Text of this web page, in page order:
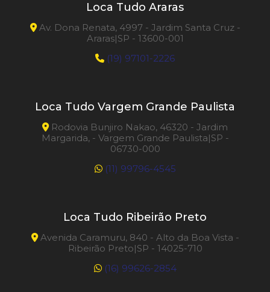
Loca Tudo Araras
Av. Dona Renata, 4997 - Jardim Santa Cruz -
Araras|SP - 13600-001
(19) 97101-2226
Loca Tudo Vargem Grande Paulista
Rodovia Bunjiro Nakao, 46320 - Jardim
Margarida, - Vargem Grande Paulista|SP -
06730-000
(11) 99796-4545
Loca Tudo Ribeirão Preto
Avenida Caramuru, 840 - Alto da Boa Vista -
Ribeirão Preto|SP - 14025-710
(16) 99626-2854